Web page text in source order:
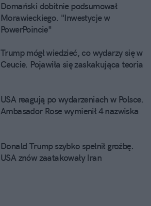
Domański dobitnie podsumował
Morawieckiego. "Inwestycje w
PowerPoincie"
Trump mógł wiedzieć, co wydarzy się w
Ceucie. Pojawiła się zaskakująca teoria
USA reagują po wydarzeniach w Polsce.
Ambasador Rose wymienił 4 nazwiska
Donald Trump szybko spełnił groźbę.
USA znów zaatakowały Iran